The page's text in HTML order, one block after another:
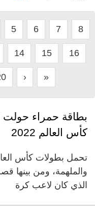
5 6 7 8
14 15 16
› »
بطاقة حمراء حولت
كأس العالم 2022
تحمل بطولات كأس
والملهمة، ومن بينها
الذي كان لاعب كرة